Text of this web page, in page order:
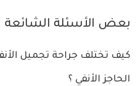
بعض الأسئلة الشائعة
كيف تختلف جراحة تجميل
الحاجز الأنفي ؟